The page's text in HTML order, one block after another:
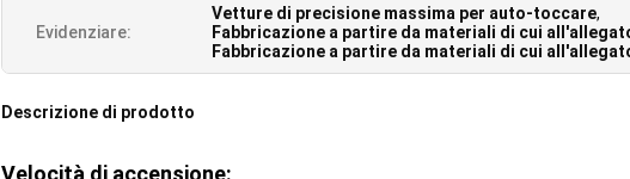
Evidenziare:
Vetture di precisione massima per auto-toccare,
Fabbricazione a partire da materiali di cui
Fabbricazione a partire da materiali di cui
Descrizione di prodotto
Velocità di accensione: